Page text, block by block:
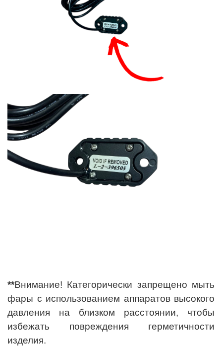
**Внимание! Категорически запрещено мыть
фары с использованием аппаратов высокого
давления на близком расстоянии, чтобы
избежать повреждения герметичности
изделия.